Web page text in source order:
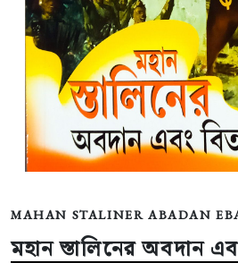
MAHAN STALINER ABADAN
মহান স্তালিনের অবদান